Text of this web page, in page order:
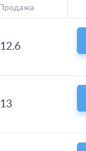
Продажа
12.6
13